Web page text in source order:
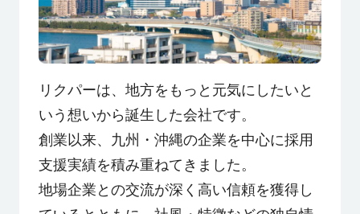
リクパーは、地方をもっと元気にしたいと
いう想いから誕生した会社です。
創業以来、九州・沖縄の企業を中心に採用
支援実績を積み重ねてきました。
地場企業との交流が深く高い信頼を獲得し